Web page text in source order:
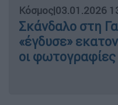
Κόσμος|03.01.2026
Σκάνδαλο στη
«έγδυσε»
οι